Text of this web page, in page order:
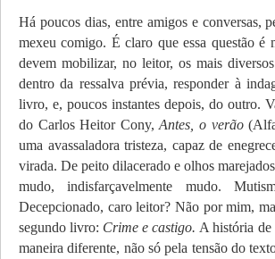
Há poucos dias, entre amigos e conversas,
mexeu comigo. É claro que essa questão
devem mobilizar, no leitor, os mais
dentro da ressalva prévia, responder à
livro, e, poucos instantes depois, do outro.
do Carlos Heitor Cony,Antes, o verão
uma avassaladora tristeza, capaz de
virada. De peito dilacerado e olhos
mudo, indisfarçavelmente mudo.
Decepcionado, caro leitor? Não por mim,
segundo livro: Crime e castigo.A história de
maneira diferente, não só pela tensão do